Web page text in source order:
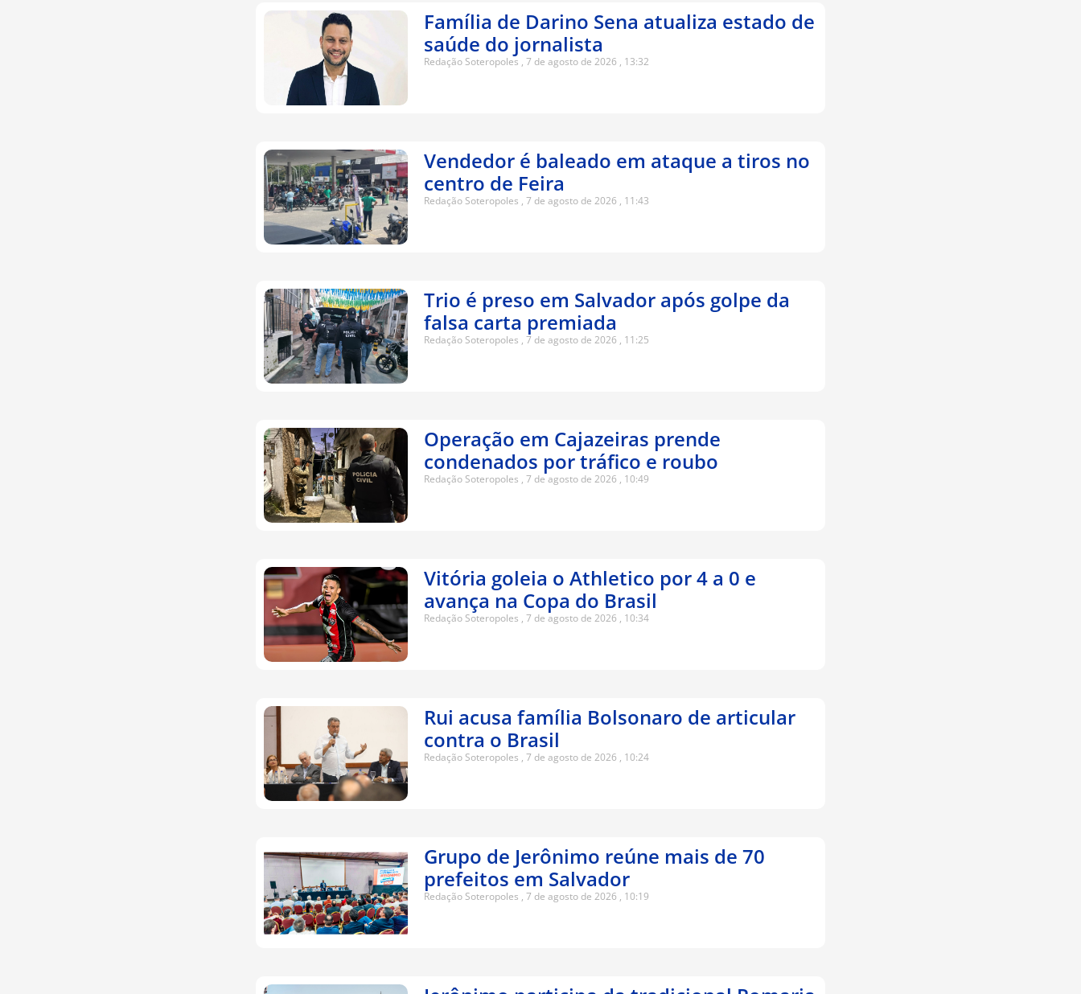
Família de Darino Sena atualiza estado de
saúde do jornalista
Redação Soteropoles 7 de agosto de 2026 13:32
Vendedor é baleado em ataque a tiros no
centro de Feira
Redação Soteropoles 7 de agosto de 2026 11:43
Trio é preso em Salvador após golpe da
falsa carta premiada
Redação Soteropoles 7 de agosto de 2026 11:25
Operação em Cajazeiras prende
condenados por tráfico e roubo
Redação Soteropoles 7 de agosto de 2026 10:49
Vitória goleia o Athletico por 4 a 0 e
avança na Copa do Brasil
Redação Soteropoles 7 de agosto de 2026 10:34
Rui acusa família Bolsonaro de articular
contra o Brasil
Redação Soteropoles 7 de agosto de 2026 10:24
Grupo de Jerônimo reúne mais de 70
prefeitos em Salvador
Redação Soteropoles 7 de agosto de 2026 10:19